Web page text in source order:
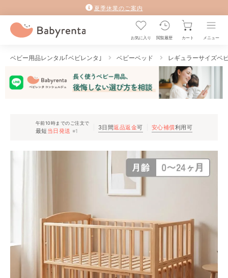
夏季休業のご案内
お気に入り 閲覧履歴 カート メニュー
ベビー用品レンタル｢ベビレンタ｣ ベビーベッド レギュラーサイズベ
午前10時までのご注文で
最短 当日発送 ※1 3日間返品返金可 安心補償利用可